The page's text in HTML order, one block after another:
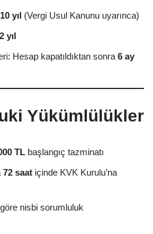
10 yıl (Vergi Usul Kanunu uyarınca)
2 yıl
Hesap kapatıldıktan sonra 6 ay
Yükümlülükler
TL başlangıç tazminatı
72 saat içinde KVK Kurulu’na
nisbi sorumluluk